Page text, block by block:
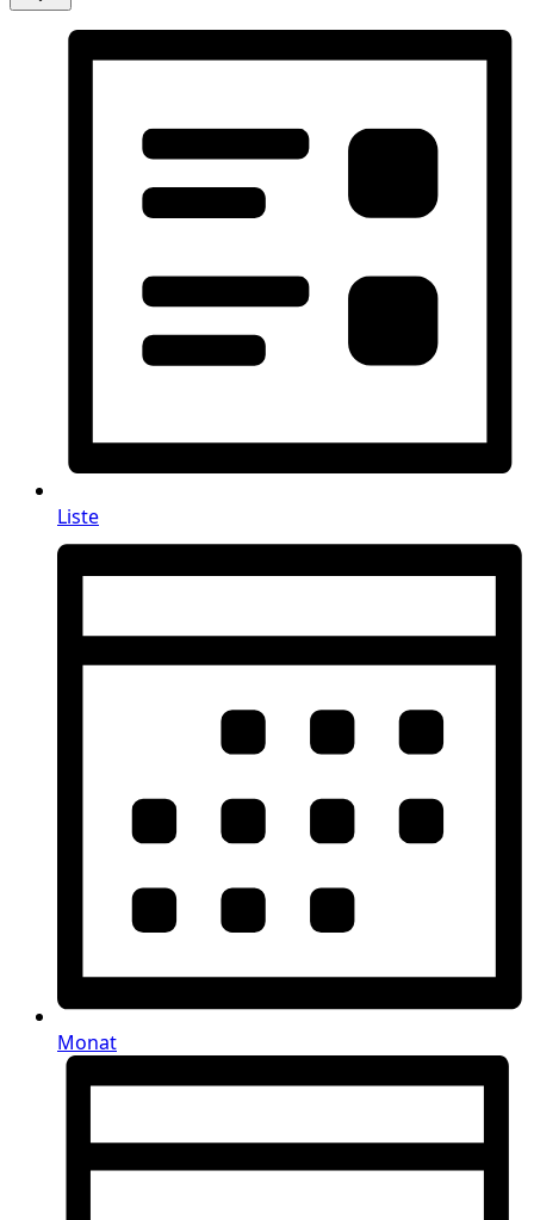
Liste
Monat